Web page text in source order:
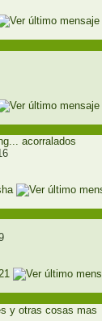
acorralados
y otras cosas mas